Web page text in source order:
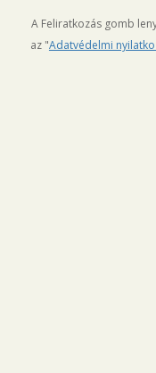
A Feliratkozás gomb
az "Adatvédelmi